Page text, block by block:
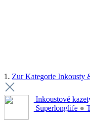
1. Zur Kategorie Inkousty
Inkoustové
Superlonglife ●